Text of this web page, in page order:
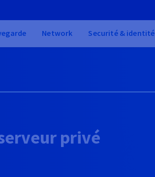
Network Securité & identité
privé